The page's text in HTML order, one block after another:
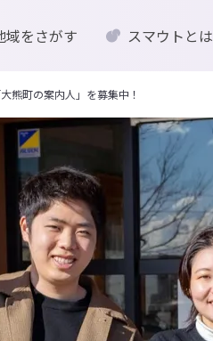
域をさがす スマウトとは
熊町の案内人」を募集中！